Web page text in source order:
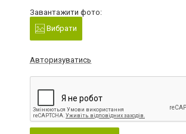
Завантажити фото:
Вибрати
Авторизуватись